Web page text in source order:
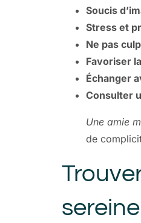
Soucis
Stress et
Ne pas
Favoriser
Échanger
Consulter
Une amie
de